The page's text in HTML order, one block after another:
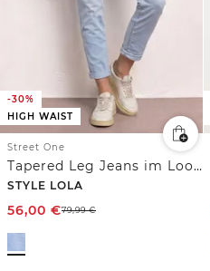
-30%
HIGH WAIST
Street One
Tapered Leg Jeans im Loose Fit mit Comfort Bund
STYLE LOLA
56,00 €79,99€